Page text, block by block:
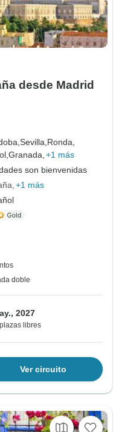
desde Madrid
Sevilla, Ronda,
Granada, +1 más
son bienvenidas
+1 más
doble
2027
libres
Ver circuito